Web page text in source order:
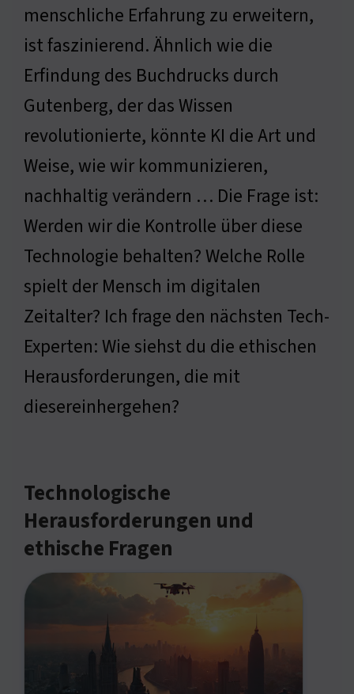
menschliche Erfahrung zu erweitern,
ist faszinierend. Ähnlich wie die
Erfindung des Buchdrucks durch
Gutenberg, der das Wissen
revolutionierte, könnte KI die Art und
Weise, wie wir kommunizieren,
nachhaltig verändern … Die Frage ist:
Werden wir die Kontrolle über diese
Technologie behalten? Welche Rolle
spielt der Mensch im digitalen
Zeitalter? Ich frage den nächsten Tech-
Experten: Wie siehst du die ethischen
Herausforderungen, die mit
diesereinhergehen?
Technologische
Herausforderungen und
ethische Fragen